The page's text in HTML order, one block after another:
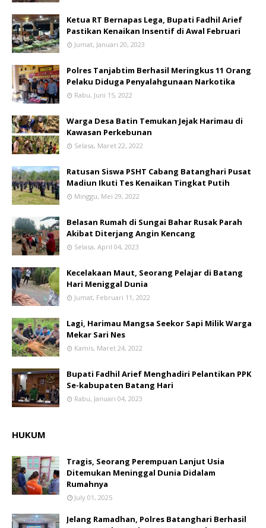
Ketua RT Bernapas Lega, Bupati Fadhil Arief
Pastikan Kenaikan Insentif di Awal Februari
Jumat, Januari 20, 2023
Polres Tanjabtim Berhasil Meringkus 11 Orang
Pelaku Diduga Penyalahgunaan Narkotika
Rabu, Juni 15, 2022
Warga Desa Batin Temukan Jejak Harimau di
Kawasan Perkebunan
Selasa, Maret 22, 2022
Ratusan Siswa PSHT Cabang Batanghari Pusat
Madiun Ikuti Tes Kenaikan Tingkat Putih
Minggu, Mei 29, 2022
Belasan Rumah di Sungai Bahar Rusak Parah
Akibat Diterjang Angin Kencang
Selasa, April 04, 2023
Kecelakaan Maut, Seorang Pelajar di Batang
Hari Meniggal Dunia
Jumat, Februari 11, 2022
Lagi, Harimau Mangsa Seekor Sapi Milik Warga
Mekar Sari Nes
Kamis, Maret 24, 2022
Bupati Fadhil Arief Menghadiri Pelantikan PPK
Se-kabupaten Batang Hari
Rabu, Januari 04, 2023
HUKUM
Tragis, Seorang Perempuan Lanjut Usia
Ditemukan Meninggal Dunia Didalam
Rumahnya
July 01, 2025
Jelang Ramadhan, Polres Batanghari Berhasil